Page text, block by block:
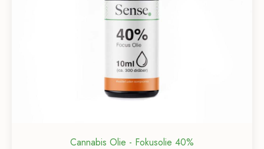
Cannabis Olie - Fokusolie 40%